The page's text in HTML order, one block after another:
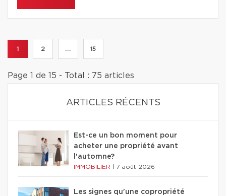
1 2 ... 15
Page 1 de 15 - Total : 75 articles
ARTICLES RÉCENTS
Est-ce un bon moment pour
acheter une propriété avant
l'automne?
IMMOBILIER 7 août 2026
Les signes qu'une copropriété